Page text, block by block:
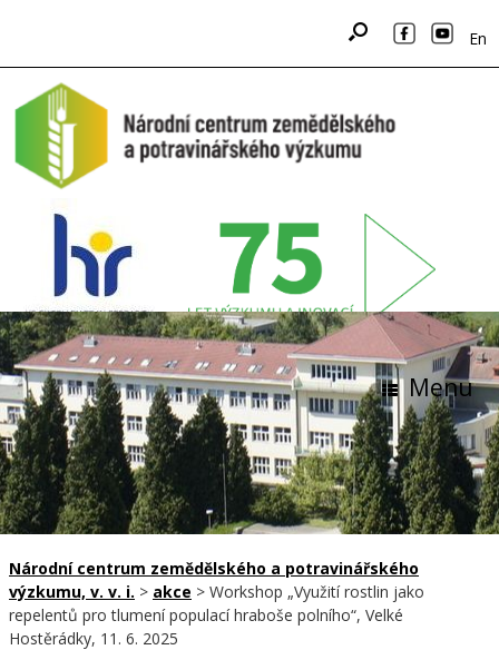
En
Menu
Národní centrum zemědělského a potravinářského
výzkumu, v. v. i. > akce > Workshop „Využití rostlin jako
repelentů pro tlumení populací hraboše polního“, Velké
Hostěrádky, 11. 6. 2025